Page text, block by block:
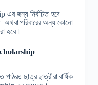
জন্য নির্বাচিত হবে
পরিবারের অন্য কোনো
হবে।
ছাত্র ছাত্রীরা বার্ষিক